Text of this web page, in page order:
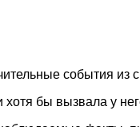
события из
хотя бы вызвала у